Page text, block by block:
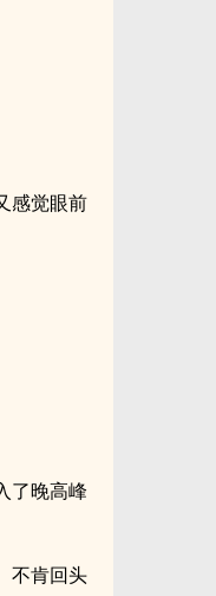
感觉眼前
了晚高峰
不肯回头